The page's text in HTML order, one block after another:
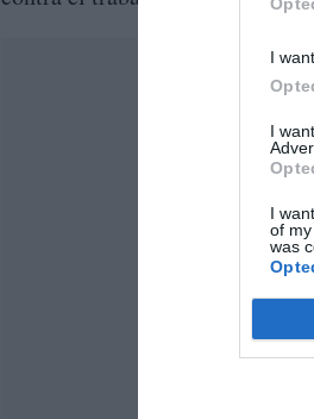
I
I
I
of
was